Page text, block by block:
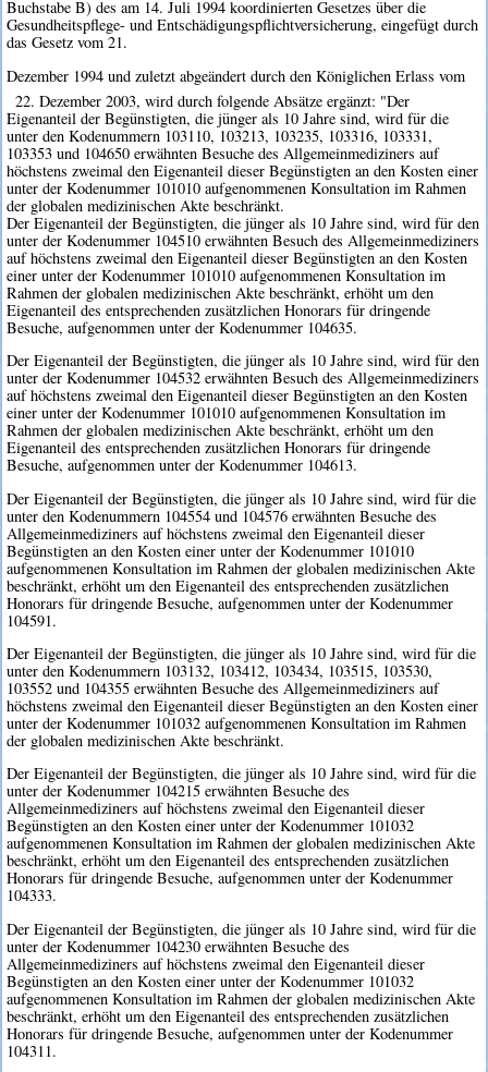
Buchstabe B) des am 14. Juli 1994 koordinierten Gesetzes über die
Gesundheitspflege- und Entschädigungspflichtversicherung, eingefügt durch
das Gesetz vom 21.
Dezember 1994 und zuletzt abgeändert durch den Königlichen Erlass vom
22. Dezember 2003, wird durch folgende Absätze ergänzt: "Der
Eigenanteil der Begünstigten, die jünger als 10 Jahre sind, wird für die
unter den Kodenummern 103110, 103213, 103235, 103316, 103331,
103353 und 104650 erwähnten Besuche des Allgemeinmediziners auf
höchstens zweimal den Eigenanteil dieser Begünstigten an den Kosten einer
unter der Kodenummer 101010 aufgenommenen Konsultation im Rahmen
der globalen medizinischen Akte beschränkt.
Der Eigenanteil der Begünstigten, die jünger als 10 Jahre sind, wird für den
unter der Kodenummer 104510 erwähnten Besuch des Allgemeinmediziners
auf höchstens zweimal den Eigenanteil dieser Begünstigten an den Kosten
einer unter der Kodenummer 101010 aufgenommenen Konsultation im
Rahmen der globalen medizinischen Akte beschränkt, erhöht um den
Eigenanteil des entsprechenden zusätzlichen Honorars für dringende
Besuche, aufgenommen unter der Kodenummer 104635.
Der Eigenanteil der Begünstigten, die jünger als 10 Jahre sind, wird für den
unter der Kodenummer 104532 erwähnten Besuch des Allgemeinmediziners
auf höchstens zweimal den Eigenanteil dieser Begünstigten an den Kosten
einer unter der Kodenummer 101010 aufgenommenen Konsultation im
Rahmen der globalen medizinischen Akte beschränkt, erhöht um den
Eigenanteil des entsprechenden zusätzlichen Honorars für dringende
Besuche, aufgenommen unter der Kodenummer 104613.
Der Eigenanteil der Begünstigten, die jünger als 10 Jahre sind, wird für die
unter den Kodenummern 104554 und 104576 erwähnten Besuche des
Allgemeinmediziners auf höchstens zweimal den Eigenanteil dieser
Begünstigten an den Kosten einer unter der Kodenummer 101010
aufgenommenen Konsultation im Rahmen der globalen medizinischen Akte
beschränkt, erhöht um den Eigenanteil des entsprechenden zusätzlichen
Honorars für dringende Besuche, aufgenommen unter der Kodenummer
104591.
Der Eigenanteil der Begünstigten, die jünger als 10 Jahre sind, wird für die
unter den Kodenummern 103132, 103412, 103434, 103515, 103530,
103552 und 104355 erwähnten Besuche des Allgemeinmediziners auf
höchstens zweimal den Eigenanteil dieser Begünstigten an den Kosten einer
unter der Kodenummer 101032 aufgenommenen Konsultation im Rahmen
der globalen medizinischen Akte beschränkt.
Der Eigenanteil der Begünstigten, die jünger als 10 Jahre sind, wird für die
unter der Kodenummer 104215 erwähnten Besuche des
Allgemeinmediziners auf höchstens zweimal den Eigenanteil dieser
Begünstigten an den Kosten einer unter der Kodenummer 101032
aufgenommenen Konsultation im Rahmen der globalen medizinischen Akte
beschränkt, erhöht um den Eigenanteil des entsprechenden zusätzlichen
Honorars für dringende Besuche, aufgenommen unter der Kodenummer
104333.
Der Eigenanteil der Begünstigten, die jünger als 10 Jahre sind, wird für die
unter der Kodenummer 104230 erwähnten Besuche des
Allgemeinmediziners auf höchstens zweimal den Eigenanteil dieser
Begünstigten an den Kosten einer unter der Kodenummer 101032
aufgenommenen Konsultation im Rahmen der globalen medizinischen Akte
beschränkt, erhöht um den Eigenanteil des entsprechenden zusätzlichen
Honorars für dringende Besuche, aufgenommen unter der Kodenummer
104311.